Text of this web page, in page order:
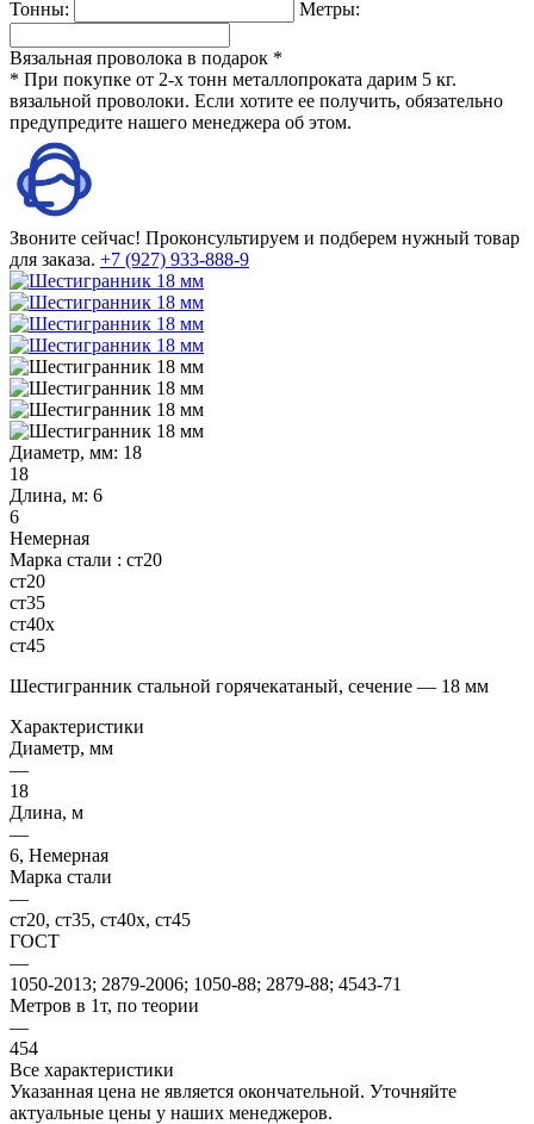
Тонны: Метры:
Вязальная проволока в подарок *
* При покупке от 2-х тонн металлопроката дарим 5 кг.
вязальной проволоки. Если хотите ее получить, обязательно
предупредите нашего менеджера об этом.
Звоните сейчас! Проконсультируем и подберем нужный товар
для заказа. +7 (927) 933-888-9
Диаметр, мм: 18
18
Длина, м: 6
6
Немерная
Марка стали : ст20
ст20
ст35
ст40х
ст45
Шестигранник стальной горячекатаный, сечение — 18 мм
Характеристики
Диаметр, мм
—
18
Длина, м
—
6, Немерная
Марка стали
—
ст20, ст35, ст40х, ст45
ГОСТ
—
1050-2013; 2879-2006; 1050-88; 2879-88; 4543-71
Метров в 1т, по теории
—
454
Все характеристики
Указанная цена не является окончательной. Уточняйте
актуальные цены у наших менеджеров.